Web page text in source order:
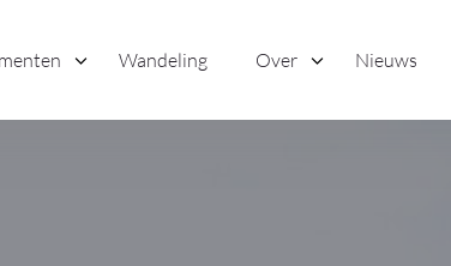
Wandeling Over Nieuws